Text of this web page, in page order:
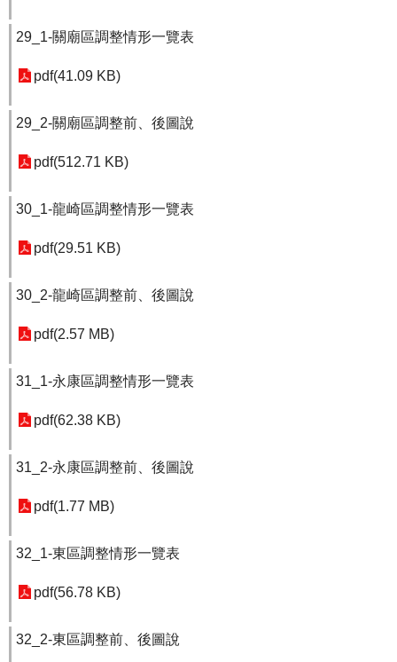
29_1-關廟區調整情形一覽表
pdf(41.09 KB)
29_2-關廟區調整前、後圖說
pdf(512.71 KB)
30_1-龍崎區調整情形一覽表
pdf(29.51 KB)
30_2-龍崎區調整前、後圖說
pdf(2.57 MB)
31_1-永康區調整情形一覽表
pdf(62.38 KB)
31_2-永康區調整前、後圖說
pdf(1.77 MB)
32_1-東區調整情形一覽表
pdf(56.78 KB)
32_2-東區調整前、後圖說